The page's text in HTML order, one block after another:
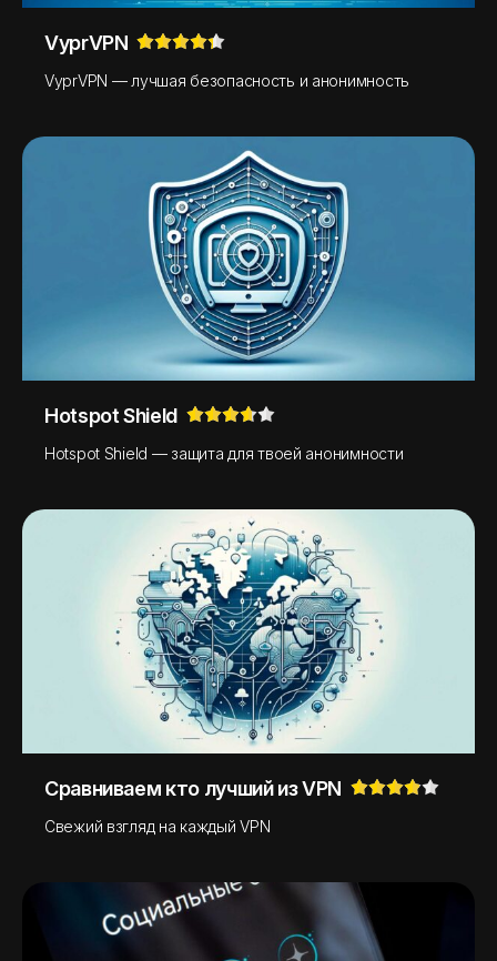
VyprVPN
VyprVPN — лучшая безопасность и анонимность
Hotspot Shield
Hotspot Shield — защита для твоей анонимности
Сравниваем кто лучший из VPN
Свежий взгляд на каждый VPN